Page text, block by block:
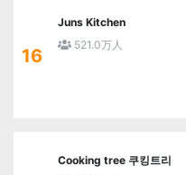
16
Juns Kitchen
521.0万人
Cooking tree 쿠킹트리